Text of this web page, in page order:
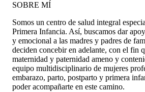
SOBRE MÍ
Somos un centro de salud integral
Primera Infancia. Así, buscamos dar
y emocional a las madres y padres de
deciden concebir en adelante, con el fin
maternidad y paternidad ameno y
equipo multidisciplinario de mujeres
embarazo, parto, postparto y primera
poder acompañarte en este camino.